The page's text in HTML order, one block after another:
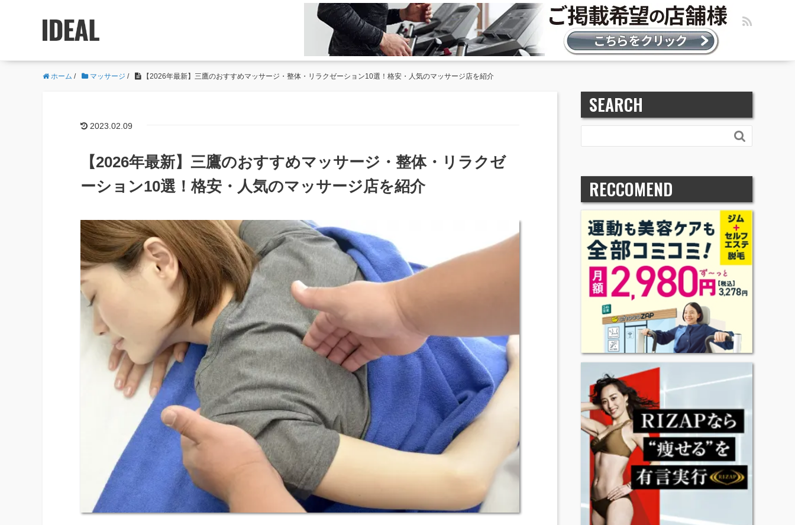
ホーム / マッサージ / 【2026年最新】三鷹のおすすめマッサージ・整体・リラクゼーション10選！格安・人気のマッサージ店を紹介
2023.02.09
【2026年最新】三鷹のおすすめマッサージ・整体・リラクゼ
ーション10選！格安・人気のマッサージ店を紹介
SEARCH

RECCOMEND